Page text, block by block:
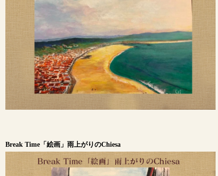
Break Time「絵画」雨上がりのChiesa